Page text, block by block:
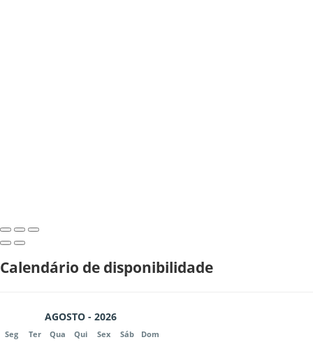
Calendário de disponibilidade
AGOSTO - 2026
Seg Ter Qua Qui Sex Sáb Dom